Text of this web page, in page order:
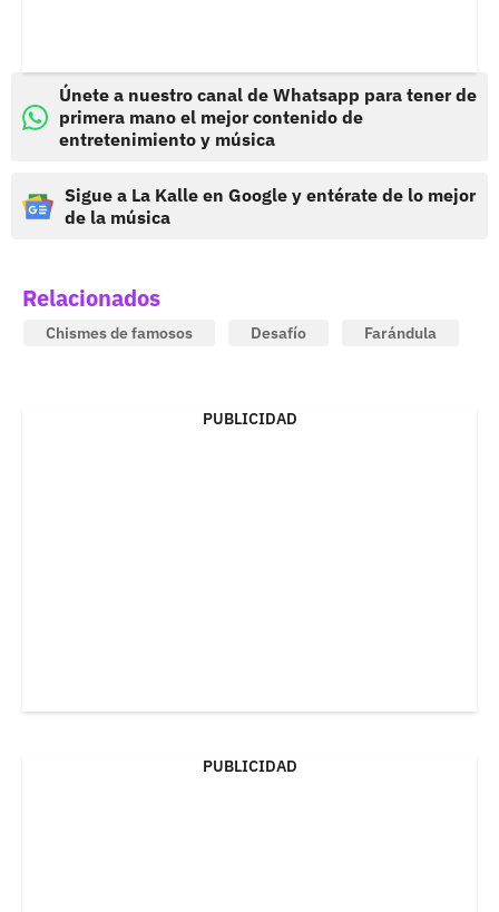
Únete a nuestro canal de Whatsapp para tener de
primera mano el mejor contenido de
entretenimiento y música
Sigue a La Kalle en Google y entérate de lo mejor
de la música
Relacionados
Chismes de famosos Desafío Farándula
PUBLICIDAD
PUBLICIDAD